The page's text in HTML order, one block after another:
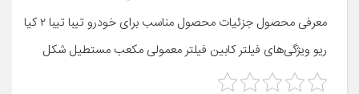
معرفی محصول جزئیات محصول مناسب برای خودرو تیبا تیبا ۲ کیا
ریو ویژگی‌های فیلتر کابین فیلتر معمولی مکعب مستطیل شکل